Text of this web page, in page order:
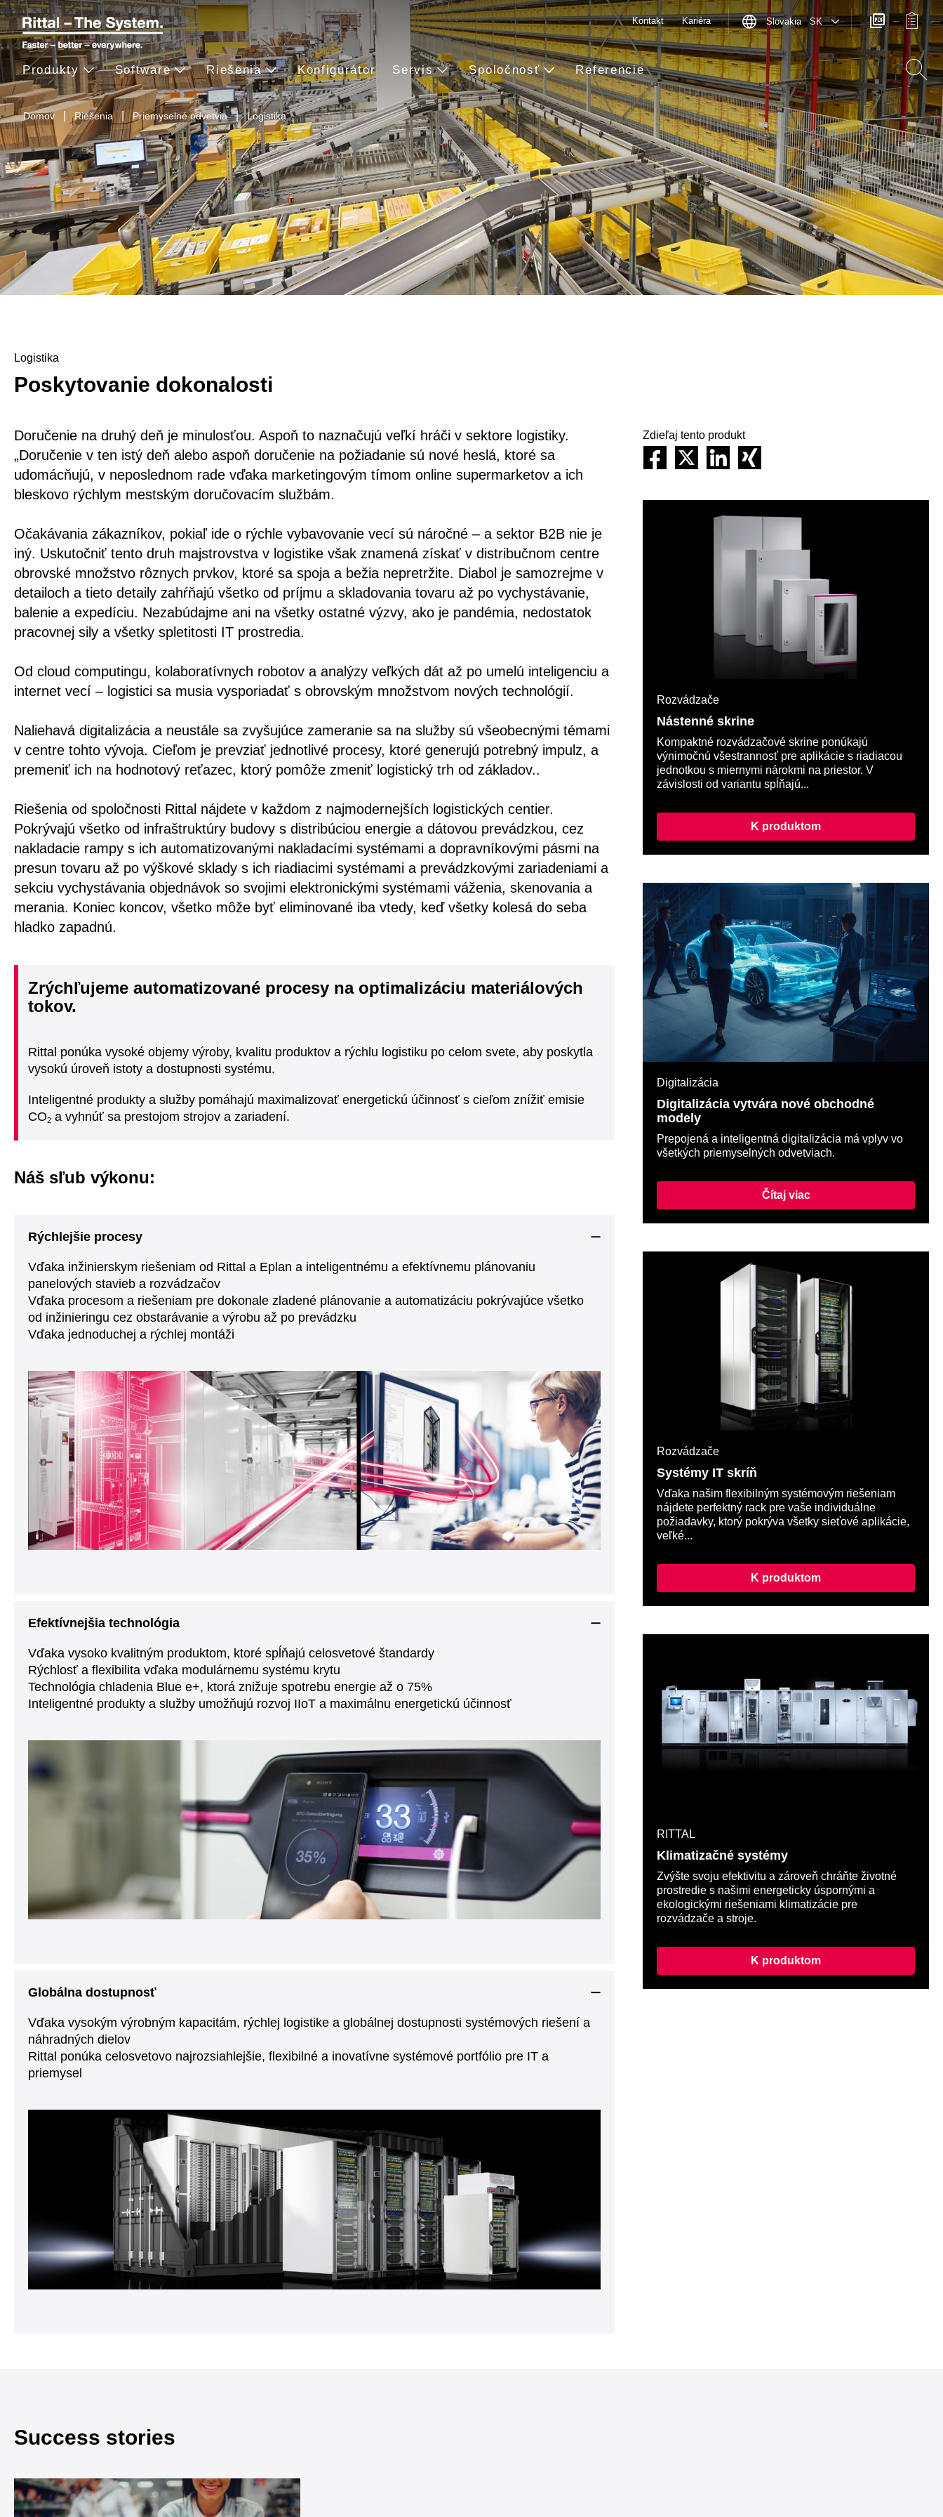
Domov Riešenia Priemyselné odvetvia Logistika
Produkty Software Riešenia Konfigurátor Servis Spoločnosť Referencie
Kontakt Kariéra Slovakia SK
Logistika
Poskytovanie dokonalosti
Doručenie na druhý deň je minulosťou. Aspoň to naznačujú veľkí hráči v sektore logistiky.
„Doručenie v ten istý deň alebo aspoň doručenie na požiadanie sú nové heslá, ktoré sa
udomácňujú, v neposlednom rade vďaka marketingovým tímom online supermarketov a ich
bleskovo rýchlym mestským doručovacím službám.
Očakávania zákazníkov, pokiaľ ide o rýchle vybavovanie vecí sú náročné – a sektor B2B nie je
iný. Uskutočniť tento druh majstrovstva v logistike však znamená získať v distribučnom centre
obrovské množstvo rôznych prvkov, ktoré sa spoja a bežia nepretržite. Diabol je samozrejme v
detailoch a tieto detaily zahŕňajú všetko od príjmu a skladovania tovaru až po vychystávanie,
balenie a expedíciu. Nezabúdajme ani na všetky ostatné výzvy, ako je pandémia, nedostatok
pracovnej sily a všetky spletitosti IT prostredia.
Od cloud computingu, kolaboratívnych robotov a analýzy veľkých dát až po umelú inteligenciu a
internet vecí – logistici sa musia vysporiadať s obrovským množstvom nových technológií.
Naliehavá digitalizácia a neustále sa zvyšujúce zameranie sa na služby sú všeobecnými témami
v centre tohto vývoja. Cieľom je prevziať jednotlivé procesy, ktoré generujú potrebný impulz, a
premeniť ich na hodnotový reťazec, ktorý pomôže zmeniť logistický trh od základov..
Riešenia od spoločnosti Rittal nájdete v každom z najmodernejších logistických centier.
Pokrývajú všetko od infraštruktúry budovy s distribúciou energie a dátovou prevádzkou, cez
nakladacie rampy s ich automatizovanými nakladacími systémami a dopravníkovými pásmi na
presun tovaru až po výškové sklady s ich riadiacimi systémami a prevádzkovými zariadeniami a
sekciu vychystávania objednávok so svojimi elektronickými systémami váženia, skenovania a
merania. Koniec koncov, všetko môže byť eliminované iba vtedy, keď všetky kolesá do seba
hladko zapadnú.
Zrýchľujeme automatizované procesy na optimalizáciu materiálových
tokov.
Rittal ponúka vysoké objemy výroby, kvalitu produktov a rýchlu logistiku po celom svete, aby poskytla
vysokú úroveň istoty a dostupnosti systému.
Inteligentné produkty a služby pomáhajú maximalizovať energetickú účinnosť s cieľom znížiť emisie
CO2 a vyhnúť sa prestojom strojov a zariadení.
Náš sľub výkonu:
Rýchlejšie procesy
Vďaka inžinierskym riešeniam od Rittal a Eplan a inteligentnému a efektívnemu plánovaniu
panelových stavieb a rozvádzačov
Vďaka procesom a riešeniam pre dokonale zladené plánovanie a automatizáciu pokrývajúce všetko
od inžinieringu cez obstarávanie a výrobu až po prevádzku
Vďaka jednoduchej a rýchlej montáži
Efektívnejšia technológia
Vďaka vysoko kvalitným produktom, ktoré spĺňajú celosvetové štandardy
Rýchlosť a flexibilita vďaka modulárnemu systému krytu
Technológia chladenia Blue e+, ktorá znižuje spotrebu energie až o 75%
Inteligentné produkty a služby umožňujú rozvoj IIoT a maximálnu energetickú účinnosť
Globálna dostupnosť
Vďaka vysokým výrobným kapacitám, rýchlej logistike a globálnej dostupnosti systémových riešení a
náhradných dielov
Rittal ponúka celosvetovo najrozsiahlejšie, flexibilné a inovatívne systémové portfólio pre IT a
priemysel
Zdieľaj tento produkt
Rozvádzače
Nástenné skrine
Kompaktné rozvádzačové skrine ponúkajú
výnimočnú všestrannosť pre aplikácie s riadiacou
jednotkou s miernymi nárokmi na priestor. V
závislosti od variantu spĺňajú...
K produktom
Digitalizácia
Digitalizácia vytvára nové obchodné
modely
Prepojená a inteligentná digitalizácia má vplyv vo
všetkých priemyselných odvetviach.
Čítaj viac
Rozvádzače
Systémy IT skríň
Vďaka našim flexibilným systémovým riešeniam
nájdete perfektný rack pre vaše individuálne
požiadavky, ktorý pokrýva všetky sieťové aplikácie,
veľké...
K produktom
RITTAL
Klimatizačné systémy
Zvýšte svoju efektivitu a zároveň chráňte životné
prostredie s našimi energeticky úspornými a
ekologickými riešeniami klimatizácie pre
rozvádzače a stroje.
K produktom
Success stories